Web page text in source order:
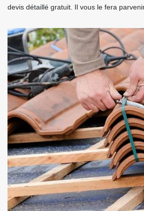
devis détaillé gratuit. Il vous le fera